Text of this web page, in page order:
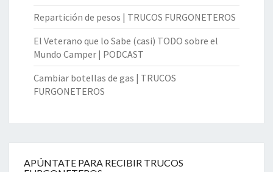
Repartición de pesos | TRUCOS FURGONETEROS
El Veterano que lo Sabe (casi) TODO sobre el
Mundo Camper | PODCAST
Cambiar botellas de gas | TRUCOS
FURGONETEROS
APÚNTATE PARA RECIBIR TRUCOS